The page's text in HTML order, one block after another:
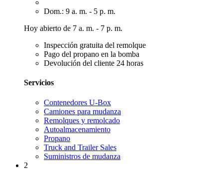
Dom.: 9 a. m. - 5 p. m.
Hoy abierto de 7 a. m. - 7 p. m.
Inspección gratuita del remolque
Pago del propano en la bomba
Devolución del cliente 24 horas
Servicios
Contenedores U-Box
Camiones para mudanza
Remolques y remolcado
Autoalmacenamiento
Propano
Truck and Trailer Sales
Suministros de mudanza
2